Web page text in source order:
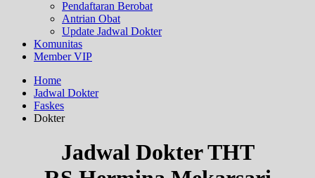
Pendaftaran Berobat
Antrian Obat
Update Jadwal Dokter
Komunitas
Member VIP
Home
Jadwal Dokter
Faskes
Dokter
Jadwal Dokter THT